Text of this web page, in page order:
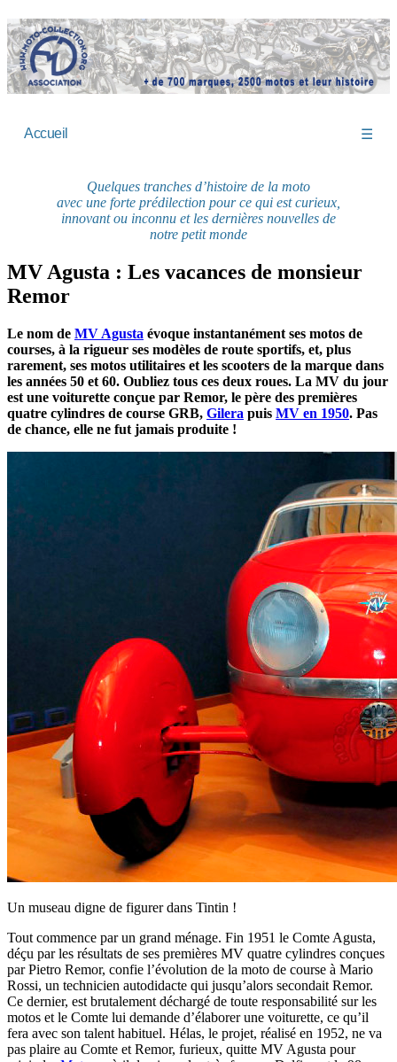
Accueil ☰
Quelques tranches d’histoire de la moto
avec une forte prédilection pour ce qui est curieux,
innovant ou inconnu et les dernières nouvelles de
notre petit monde
MV Agusta : Les vacances de monsieur
Remor
Le nom de MV Agusta évoque instantanément ses motos de
courses, à la rigueur ses modèles de route sportifs, et, plus
rarement, ses motos utilitaires et les scooters de la marque dans
les années 50 et 60. Oubliez tous ces deux roues. La MV du jour
est une voiturette conçue par Remor, le père des premières
quatre cylindres de course GRB, Gilera puis MV en 1950. Pas
de chance, elle ne fut jamais produite !
Un museau digne de figurer dans Tintin !
Tout commence par un grand ménage. Fin 1951 le Comte Agusta,
déçu par les résultats de ses premières MV quatre cylindres conçues
par Pietro Remor, confie l’évolution de la moto de course à Mario
Rossi, un technicien autodidacte qui jusqu’alors secondait Remor.
Ce dernier, est brutalement déchargé de toute responsabilité sur les
motos et le Comte lui demande d’élaborer une voiturette, ce qu’il
fera avec son talent habituel. Hélas, le projet, réalisé en 1952, ne va
pas plaire au Comte et Remor, furieux, quitte MV Agusta pour